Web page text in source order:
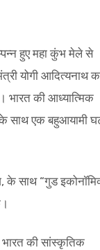
हुए महा कुंभ मेले से
योगी आदित्यनाथ
भारत की आध्यात्मिक
के साथ एक बहुआयामी
के साथ “गुड
भारत की सांस्कृतिक